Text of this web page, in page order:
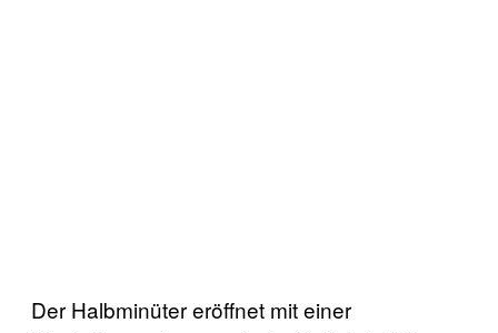
Der Halbminüter eröffnet mit einer